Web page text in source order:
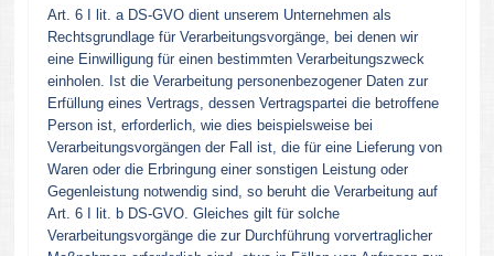
Art. 6 I lit. a DS-GVO dient unserem Unternehmen als
Rechtsgrundlage für Verarbeitungsvorgänge, bei denen wir
eine Einwilligung für einen bestimmten Verarbeitungszweck
einholen. Ist die Verarbeitung personenbezogener Daten zur
Erfüllung eines Vertrags, dessen Vertragspartei die betroffene
Person ist, erforderlich, wie dies beispielsweise bei
Verarbeitungsvorgängen der Fall ist, die für eine Lieferung von
Waren oder die Erbringung einer sonstigen Leistung oder
Gegenleistung notwendig sind, so beruht die Verarbeitung auf
Art. 6 I lit. b DS-GVO. Gleiches gilt für solche
Verarbeitungsvorgänge die zur Durchführung vorvertraglicher